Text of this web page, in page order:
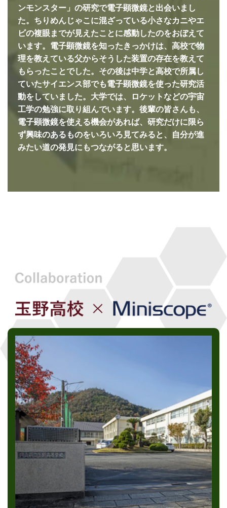
ンモンスター」の研究で電子顕微鏡と出会いまし
た。ちりめんじゃこに混ざっている小さなカニやエ
ビの複眼までが見えたことに感動したのをおぼえて
います。電子顕微鏡を知ったきっかけは、高校で物
理を教えている父からそうした装置の存在を教えて
もらったことでした。その後は中学と高校で所属し
ていたサイエンス部でも電子顕微鏡を使った研究活
動をしていました。大学では、ロケットなどの宇宙
工学の勉強に取り組んでいます。後輩の皆さんも、
電子顕微鏡を使える機会があれば、研究だけに限ら
ず興味のあるものをいろいろ見てみると、自分が進
みたい道の発見にもつながると思います。